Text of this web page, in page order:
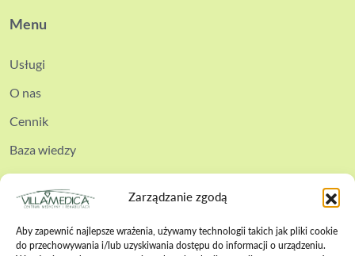
Zarządzanie zgodą
Aby zapewnić najlepsze wrażenia, używamy technologii takich jak pliki cookie
do przechowywania i/lub uzyskiwania dostępu do informacji o urządzeniu.
Menu
Usługi
O nas
Cennik
Baza wiedzy
Kontakt